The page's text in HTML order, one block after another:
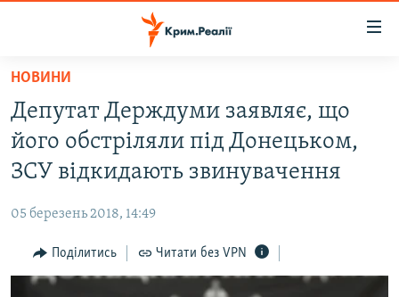
Перейти
основного
матеріалу
Перейти
до
основної
навігації
Перейти
до
ВОДА.КРИМ
ВІДЕО ТА ФОТО
БЛОГИ
ПОГЛЯД
ІНТЕРВ'Ю
НОВИНИ
Депутат Держдуми заявляє, що
його обстріляли під Донецьком,
ЗСУ відкидають звинувачення
05 березень 2018, 14:49
Поділитись Читати без VPN